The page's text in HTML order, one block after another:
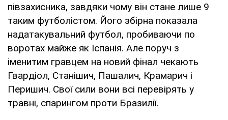
півзахисника, завдяки чому він стане лише 9
таким футболістом. Його збірна показала
надатакувальний футбол, пробиваючи по
воротах майже як Іспанія. Але поруч з
іменитим гравцем на новий фінал чекають
Гвардіол, Станішич, Пашалич, Крамарич і
Перишич. Свої сили вони всі перевірять у
травні, спарингом проти Бразилії.